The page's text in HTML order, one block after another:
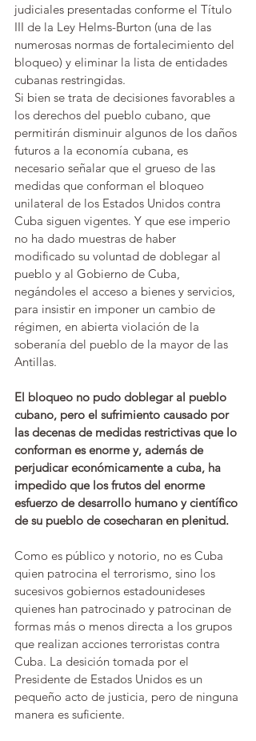
judiciales presentadas conforme el Título
III de la Ley Helms-Burton (una de las
numerosas normas de fortalecimiento del
bloqueo) y eliminar la lista de entidades
cubanas restringidas.
Si bien se trata de decisiones favorables a
los derechos del pueblo cubano, que
permitirán disminuir algunos de los daños
futuros a la economía cubana, es
necesario señalar que el grueso de las
medidas que conforman el bloqueo
unilateral de los Estados Unidos contra
Cuba siguen vigentes. Y que ese imperio
no ha dado muestras de haber
modificado su voluntad de doblegar al
pueblo y al Gobierno de Cuba,
negándoles el acceso a bienes y servicios,
para insistir en imponer un cambio de
régimen, en abierta violación de la
soberanía del pueblo de la mayor de las
Antillas.
El bloqueo no pudo doblegar al pueblo
cubano, pero el sufrimiento causado por
las decenas de medidas restrictivas que lo
conforman es enorme y, además de
perjudicar económicamente a cuba, ha
impedido que los frutos del enorme
esfuerzo de desarrollo humano y científico
de su pueblo de cosecharan en plenitud.
Como es público y notorio, no es Cuba
quien patrocina el terrorismo, sino los
sucesivos gobiernos estadounideses
quienes han patrocinado y patrocinan de
formas más o menos directa a los grupos
que realizan acciones terroristas contra
Cuba. La desición tomada por el
Presidente de Estados Unidos es un
pequeño acto de justicia, pero de ninguna
manera es suficiente.